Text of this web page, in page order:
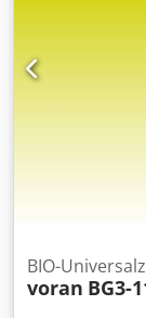
BIO-
voran BG3-